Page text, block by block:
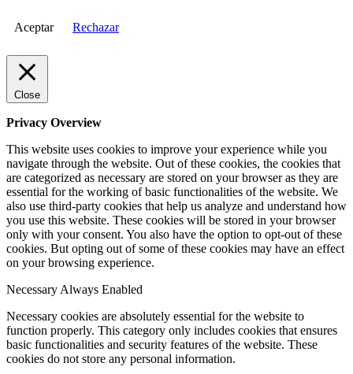
Aceptar Rechazar
Close
Privacy Overview
This website uses cookies to improve your experience while you
navigate through the website. Out of these cookies, the cookies that
are categorized as necessary are stored on your browser as they are
essential for the working of basic functionalities of the website. We
also use third-party cookies that help us analyze and understand how
you use this website. These cookies will be stored in your browser
only with your consent. You also have the option to opt-out of these
cookies. But opting out of some of these cookies may have an effect
on your browsing experience.
Necessary Always Enabled
Necessary cookies are absolutely essential for the website to
function properly. This category only includes cookies that ensures
basic functionalities and security features of the website. These
cookies do not store any personal information.